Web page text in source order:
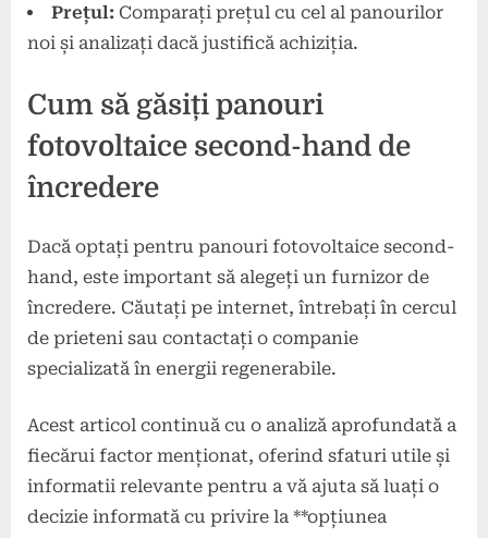
Prețul: Comparați prețul cu cel al panourilor
noi și analizați dacă justifică achiziția.
Cum să găsiți panouri
fotovoltaice second-hand de
încredere
Dacă optați pentru panouri fotovoltaice second-
hand, este important să alegeți un furnizor de
încredere. Căutați pe internet, întrebați în cercul
de prieteni sau contactați o companie
specializată în energii regenerabile.
Acest articol continuă cu o analiză aprofundată a
fiecărui factor menționat, oferind sfaturi utile și
informatii relevante pentru a vă ajuta să luați o
decizie informată cu privire la **opțiunea